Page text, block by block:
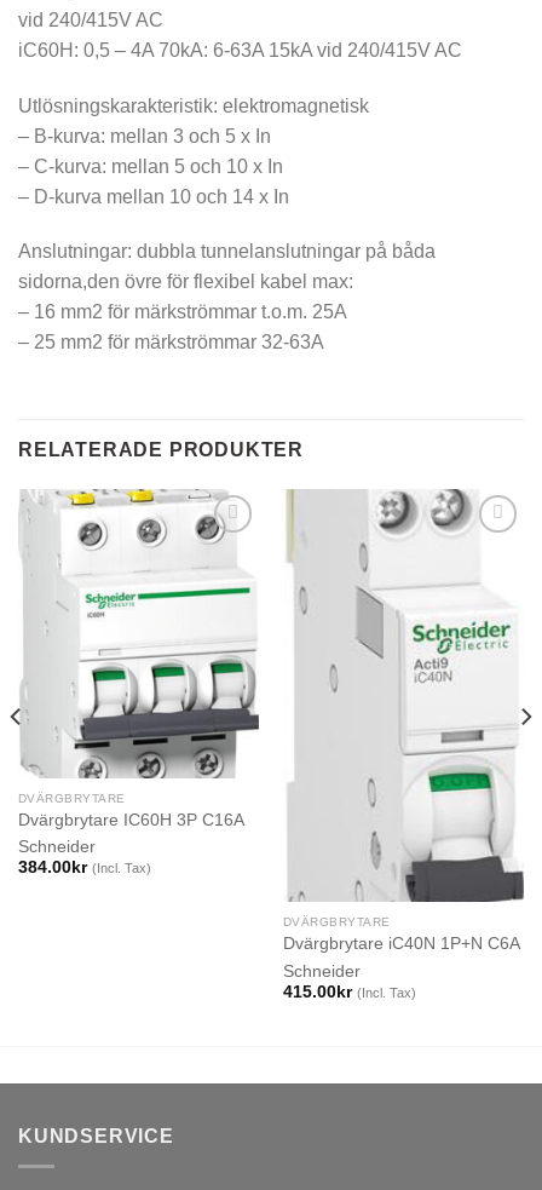
vid 240/415V AC
iC60H: 0,5 – 4A 70kA: 6-63A 15kA vid 240/415V AC
Utlösningskarakteristik: elektromagnetisk
– B-kurva: mellan 3 och 5 x In
– C-kurva: mellan 5 och 10 x In
– D-kurva mellan 10 och 14 x In
Anslutningar: dubbla tunnelanslutningar på båda
sidorna,den övre för flexibel kabel max:
– 16 mm2 för märkströmmar t.o.m. 25A
– 25 mm2 för märkströmmar 32-63A
RELATERADE PRODUKTER
DVÄRGBRYTARE
Dvärgbrytare IC60H 3P C16A
Schneider
384.00kr (Incl. Tax)
DVÄRGBRYTARE
Dvärgbrytare iC40N 1P+N C6A
Schneider
415.00kr (Incl. Tax)
KUNDSERVICE